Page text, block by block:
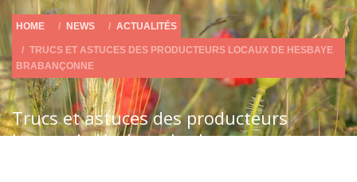
HOME NEWS ACTUALITÉS
TRUCS ET ASTUCES DES PRODUCTEURS LOCAUX DE HESBAYE
BRABANÇONNE
Trucs et astuces des producteurs
locaux de Hesbaye brabançonne